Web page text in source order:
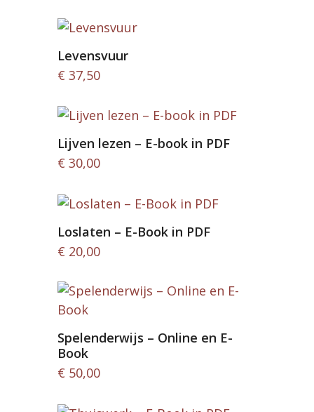
Levensvuur
€ 37,50
Lijven lezen – E-book in PDF
€ 30,00
Loslaten – E-Book in PDF
€ 20,00
Spelenderwijs – Online en E-
Book
€ 50,00